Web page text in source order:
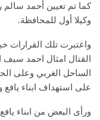
كما تم تعيين أحمد
وكيلا أول للمحافظة.
واعتبرت تلك القرارات
القتال امثال احمد
الساحل الغربي وعلى
على استهداف ابناء
ورأى البعض من ابناء